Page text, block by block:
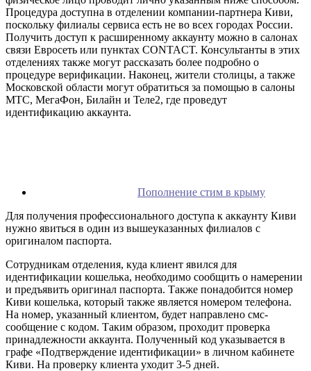
Процедура доступна в отделении компании-партнера Киви,
поскольку филиалы сервиса есть не во всех городах России.
Получить доступ к расширенному аккаунту можно в салонах
связи Евросеть или пунктах CONTACT. Консультанты в этих
отделениях также могут рассказать более подробно о
процедуре верификации. Наконец, жители столицы, а также
Московской области могут обратиться за помощью в салоны
МТС, МегаФон, Билайн и Теле2, где проведут
идентификацию аккаунта.
Пополнение стим в крыму
Для получения профессионального доступа к аккаунту Киви
нужно явиться в один из вышеуказанных филиалов с
оригиналом паспорта.
Сотрудникам отделения, куда клиент явился для
идентификации кошелька, необходимо сообщить о намерении
и предъявить оригинал паспорта. Также понадобится номер
Киви кошелька, который также является номером телефона.
На номер, указанный клиентом, будет направлено смс-
сообщение с кодом. Таким образом, проходит проверка
принадлежности аккаунта. Полученный код указывается в
графе «Подтверждение идентификации» в личном кабинете
Киви. На проверку клиента уходит 3-5 дней.